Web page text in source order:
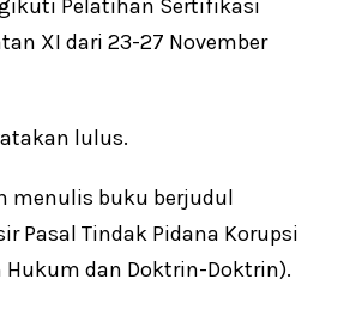
Pelatihan Sertifikasi
XI dari 23-27 November
lulus.
menulis buku berjudul
Pasal Tindak Pidana Korupsi
Hukum dan Doktrin-Doktrin).